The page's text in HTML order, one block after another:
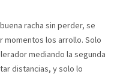
racha sin perder, se
momentos los arrollo. Solo
mediando la segunda
distancias, y solo lo